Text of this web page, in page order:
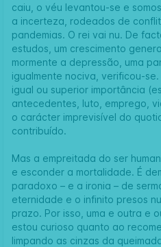
caiu, o véu levantou-se e
a incerteza, rodeados de
pandemias. O rei vai nu. De
estudos, um crescimento
mormente a depressão, uma
igualmente nociva, verificou-
igual ou superior importância
antecedentes, luto, emprego,
o carácter imprevisível do
contribuído.
Mas a empreitada do ser
e esconder a mortalidade. É
paradoxo – e a ironia – de
eternidade e o infinito presos
prazo. Por isso, uma e outra e
estou curioso quanto ao
limpando as cinzas da